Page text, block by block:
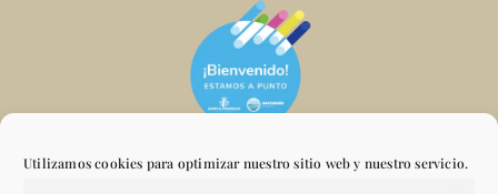
Utilizamos cookies para optimizar nuestro sitio web y nuestro servicio.